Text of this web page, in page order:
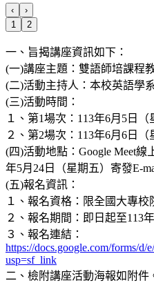
‹
›
1
2
一、旨揭講座資訊如下：
(一)講座主題：雙語師培課程
(二)活動主持人：本校英語學
(三)活動時間：
１、第1場次：113年6月5日
２、第2場次：113年6月6日
(四)活動地點：Google Meet
年5月24日（星期五）寄發E-
(五)報名資訊：
１、報名資格：限全國大專校
２、報名期間：即日起至113
３、報名連結：
https://docs.google.com/forms/
usp=sf_link
二、檢附講座活動海報如附件